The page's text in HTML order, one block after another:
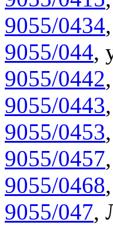
9055/0434,
9055/044,
9055/0442,
9055/0443,
9055/0453,
9055/0457,
9055/0468,
9055/047,